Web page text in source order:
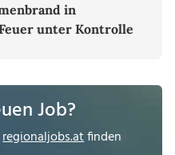
in
unter Kontrolle
Job?
regionaljobs.atfinden